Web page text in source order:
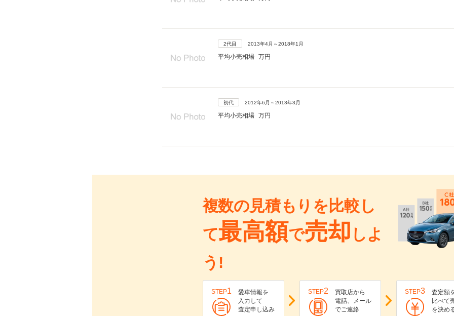
2代目 2013年4月～2018年1月
平均小売相場 万円
初代 2012年6月～2013年3月
平均小売相場 万円
複数の見積もりを比較し
て最高額で売却 しよ
う!
STEP1
愛車情報を
入力して
査定申し込み
STEP2
買取店から
電話、メール
でご連絡
STEP3
査定額
比べて
を決め